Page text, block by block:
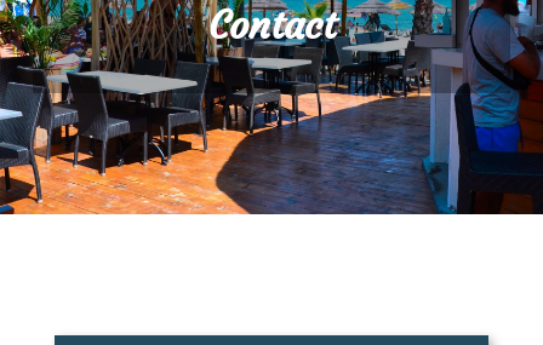
Contact